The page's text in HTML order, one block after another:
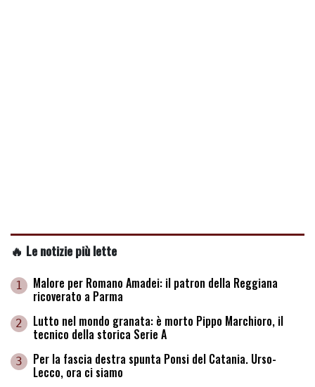
🔥 Le notizie più lette
1 Malore per Romano Amadei: il patron della Reggiana
ricoverato a Parma
2 Lutto nel mondo granata: è morto Pippo Marchioro, il
tecnico della storica Serie A
3 Per la fascia destra spunta Ponsi del Catania. Urso-
Lecco, ora ci siamo